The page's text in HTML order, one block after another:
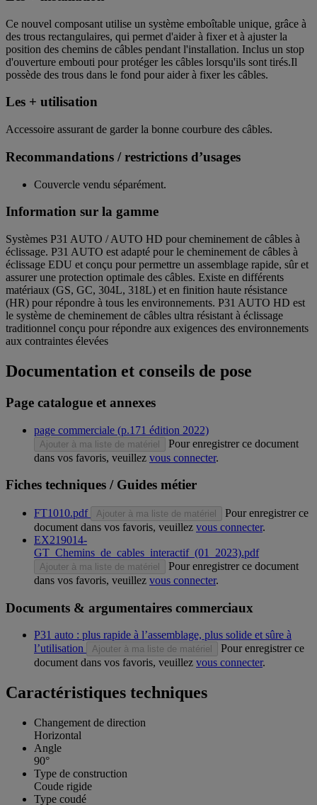
Ce nouvel composant utilise un système emboîtable unique, grâce à
des trous rectangulaires, qui permet d'aider à fixer et à ajuster la
position des chemins de câbles pendant l'installation. Inclus un stop
d'ouverture embouti pour protéger les câbles lorsqu'ils sont tirés.Il
possède des trous dans le fond pour aider à fixer les câbles.
Les + utilisation
Accessoire assurant de garder la bonne courbure des câbles.
Recommandations / restrictions d’usages
Couvercle vendu séparément.
Information sur la gamme
Systèmes P31 AUTO / AUTO HD pour cheminement de câbles à
éclissage. P31 AUTO est adapté pour le cheminement de câbles à
éclissage EDU et conçu pour permettre un assemblage rapide, sûr et
assurer une protection optimale des câbles. Existe en différents
matériaux (GS, GC, 304L, 318L) et en finition haute résistance
(HR) pour répondre à tous les environnements. P31 AUTO HD est
le système de cheminement de câbles ultra résistant à éclissage
traditionnel conçu pour répondre aux exigences des environnements
aux contraintes élevées
Documentation et conseils de pose
Page catalogue et annexes
page commerciale (p.171 édition 2022)
Ajouter à ma liste de matériel
Pour enregistrer ce document
dans vos favoris, veuillez vous connecter.
Fiches techniques / Guides métier
FT1010.pdf Ajouter à ma liste de matériel
Pour enregistrer ce
document dans vos favoris, veuillez vous connecter.
EX219014-
GT_Chemins_de_cables_interactif_(01_2023).pdf
Ajouter à ma liste de matériel
Pour enregistrer ce document
dans vos favoris, veuillez vous connecter.
Documents & argumentaires commerciaux
P31 auto : plus rapide à l’assemblage, plus solide et sûre à
l’utilisation
Ajouter à ma liste de matériel
Pour enregistrer ce
document dans vos favoris, veuillez vous connecter.
Caractéristiques techniques
Changement de direction
Horizontal
Angle
90°
Type de construction
Coude rigide
Type coudé